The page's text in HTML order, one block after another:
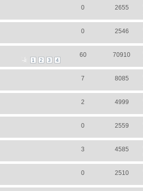
0 2655
0 2546
1 2 3 4
60 70910
7 8085
2 4999
0 2559
3 4585
0 2510